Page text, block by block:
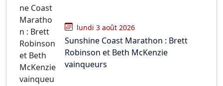
lundi 3 août 2026
Sunshine Coast Marathon : Brett
Robinson et Beth McKenzie
vainqueurs